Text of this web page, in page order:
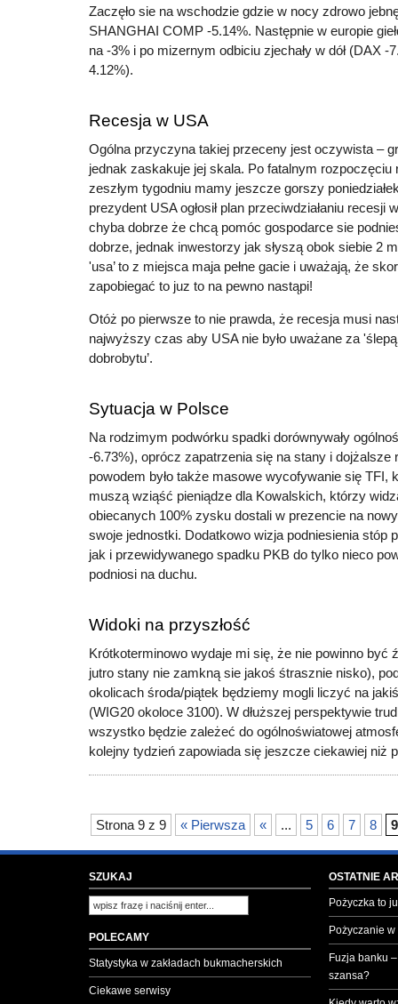
Zaczęło sie na wschodzie gdzie w nocy zdrowo
SHANGHAI COMP -5.14%. Następnie w europie
na -3% i po mizernym odbiciu zjechały w dół (DAX -
4.12%).
Recesja w USA
Ogólna przyczyna takiej przeceny jest oczywista –
jednak zaskakuje jej skala. Po fatalnym rozpoczęciu
zeszłym tygodniu mamy jeszcze gorszy
prezydent USA ogłosił plan przeciwdziałaniu recesji
chyba dobrze że chcą pomóc gospodarce sie
dobrze, jednak inwestorzy jak słyszą obok siebie 2
'usa’ to z miejsca maja pełne gacie i uważają, że
zapobiegać to juz to na pewno nastąpi!
Otóż po pierwsze to nie prawda, że recesja musi
najwyższy czas aby USA nie było uważane za
dobrobytu’.
Sytuacja w Polsce
Na rodzimym podwórku spadki dorównywały
-6.73%), oprócz zapatrzenia się na stany i dojżalsze
powodem było także masowe wycofywanie się TFI,
muszą wziąść pieniądze dla Kowalskich, którzy
obiecanych 100% zysku dostali w prezencie na
swoje jednostki. Dodatkowo wizja podniesienia stóp
jak i przewidywanego spadku PKB do tylko nieco
podniosi na duchu.
Widoki na przyszłość
Krótkoterminowo wydaje mi się, że nie powinno być
jutro stany nie zamkną sie jakoś śtrasznie nisko),
okolicach środa/piątek będziemy mogli liczyć na
(WIG20 okoloce 3100). W dłuższej perspektywie
wszystko będzie zależeć do ogólnoświatowej
kolejny tydzień zapowiada się jeszcze ciekawiej niż
Strona 9 z 9 « Pierwsza « ... 5 6 7 8 9
SZUKAJ
POLECAMY
Statystyka w zakładach bukmacherskich
Ciekawe serwisy
OSTATNIE
Pożyczka to
Pożyczanie
Fuzja banku
szansa?